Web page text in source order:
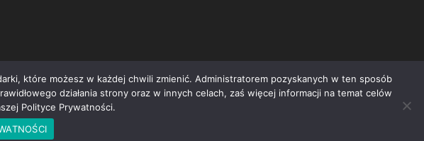
Copyright © 2015 Świat Książki. Wszelkie prawa zastrzeżone
które możesz w każdej chwili zmienić. Administratorem pozyskanych w ten sposób
działania strony oraz w innych celach, zaś więcej informacji na temat celów
Polityce Prywatności.